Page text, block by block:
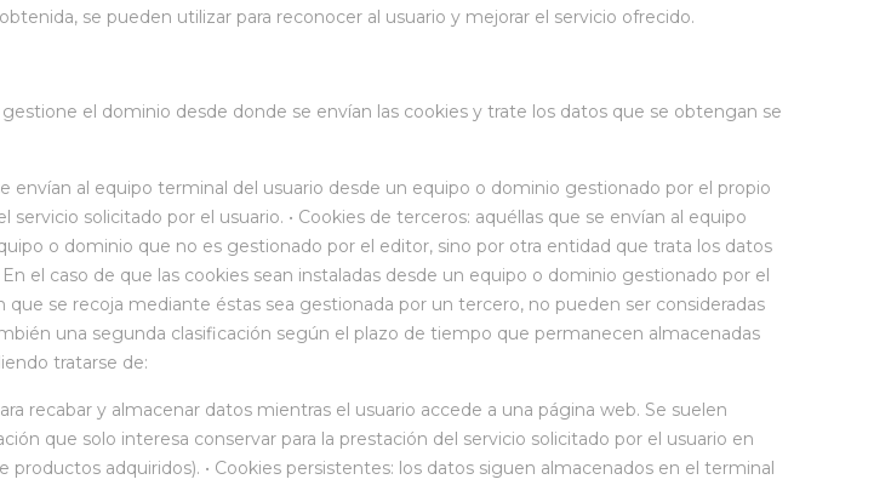
se pueden utilizar para reconocer al usuario y mejorar el servicio ofrecido.
el dominio desde donde se envían las cookies y trate los datos que se obtengan se
envían al equipo terminal del usuario desde un equipo o dominio gestionado por el propio
servicio solicitado por el usuario. • Cookies de terceros: aquéllas que se envían al equipo
o dominio que no es gestionado por el editor, sino por otra entidad que trata los datos
el caso de que las cookies sean instaladas desde un equipo o dominio gestionado por el
se recoja mediante éstas sea gestionada por un tercero, no pueden ser consideradas
una segunda clasificación según el plazo de tiempo que permanecen almacenadas
tratarse de:
recabar y almacenar datos mientras el usuario accede a una página web. Se suelen
que solo interesa conservar para la prestación del servicio solicitado por el usuario en
productos adquiridos). • Cookies persistentes: los datos siguen almacenados en el terminal